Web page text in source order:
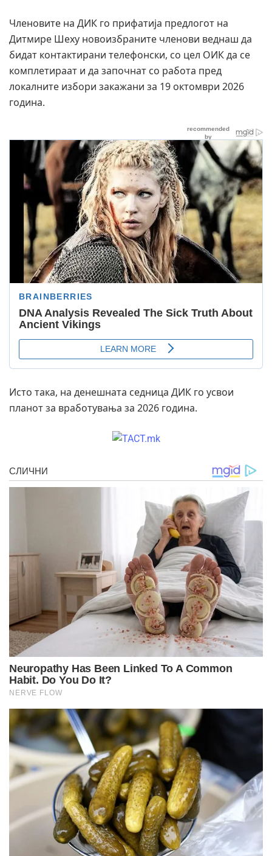
Членовите на ДИК го прифатија предлогот на
Дитмире Шеху новоизбраните членови веднаш да
бидат контактирани телефонски, со цел ОИК да се
комплетираат и да започнат со работа пред
локалните избори закажани за 19 октомври 2026
година.
Исто така, на денешната седница ДИК го усвои
планот за вработувања за 2026 година.